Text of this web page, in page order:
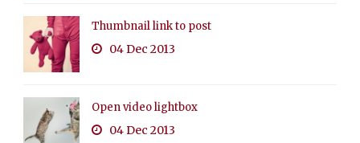
Thumbnail link to post
04 Dec 2013
Open video lightbox
04 Dec 2013